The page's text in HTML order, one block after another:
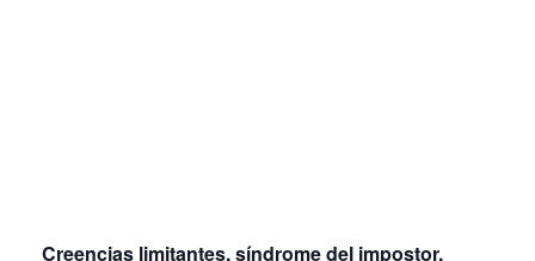
Creencias limitantes, síndrome del impostor,